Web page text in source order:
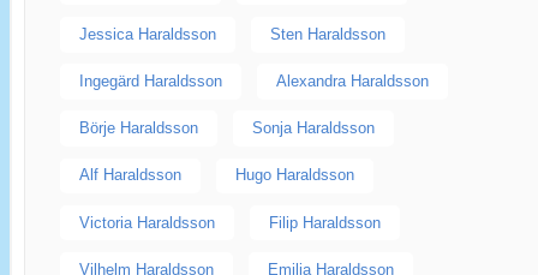
Jessica Haraldsson Sten Haraldsson
Ingegärd Haraldsson Alexandra Haraldsson
Börje Haraldsson Sonja Haraldsson
Alf Haraldsson Hugo Haraldsson
Victoria Haraldsson Filip Haraldsson
Vilhelm Haraldsson Emilia Haraldsson